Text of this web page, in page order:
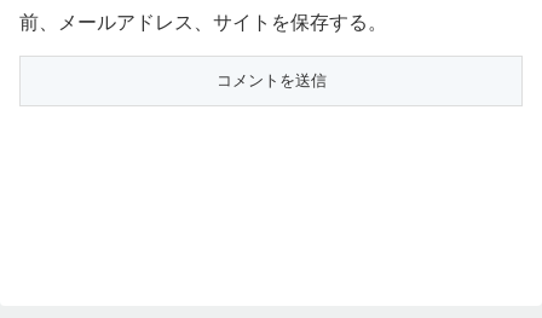
前、メールアドレス、サイトを保存する。